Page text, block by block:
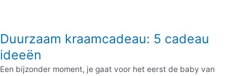
Duurzaam kraamcadeau: 5 cadeau
ideeën
Een bijzonder moment, je gaat voor het eerst de baby van